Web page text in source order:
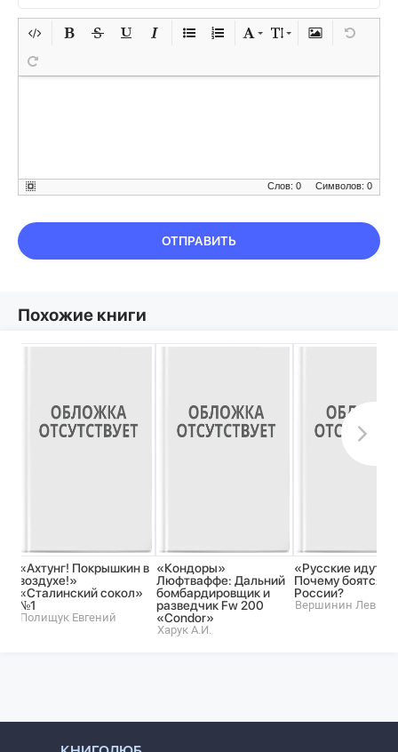
Символов: 0
Слов: 0
ОТПРАВИТЬ
Похожие книги
«Ахтунг! Покрышкин в
воздухе!»
«Сталинский сокол»
№1
Полищук Евгений
«Кондоры»
Люфтваффе: Дальний
бомбардировщик и
разведчик Fw 200
«Condor»
Харук А.И.
«Русские идут!»
Почему боятся
России?
Вершинин Лев